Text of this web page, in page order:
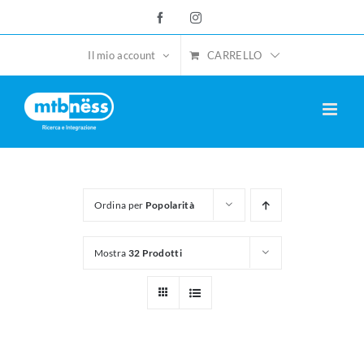
FacebookInstagram
Il mio account CARRELLO
Ordina per Popolarità
Mostra 32 Prodotti